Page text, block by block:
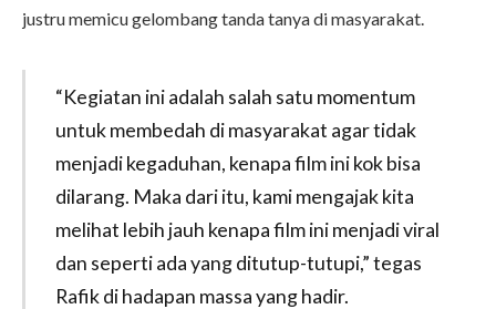
justru memicu gelombang tanda tanya di masyarakat.
“Kegiatan ini adalah salah satu momentum
untuk membedah di masyarakat agar tidak
menjadi kegaduhan, kenapa film ini kok bisa
dilarang. Maka dari itu, kami mengajak kita
melihat lebih jauh kenapa film ini menjadi viral
dan seperti ada yang ditutup-tutupi,” tegas
Rafik di hadapan massa yang hadir.